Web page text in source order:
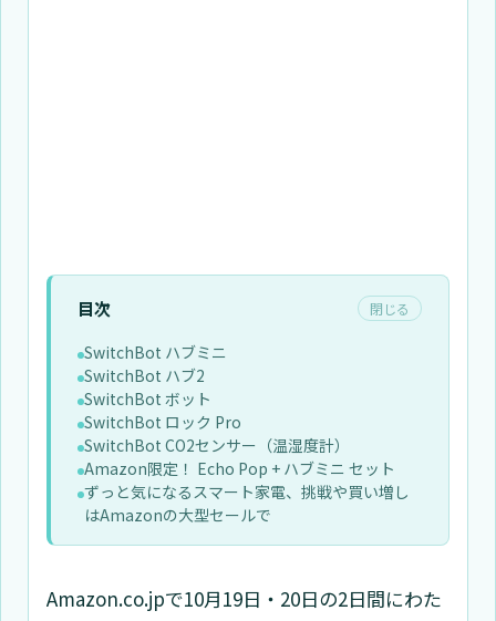
目次 閉じる
SwitchBot ハブミニ
SwitchBot ハブ2
SwitchBot ボット
SwitchBot ロック Pro
SwitchBot CO2センサー（温湿度計）
Amazon限定！ Echo Pop + ハブミニ セット
ずっと気になるスマート家電、挑戦や買い増し
はAmazonの大型セールで
Amazon.co.jpで10月19日・20日の2日間にわた